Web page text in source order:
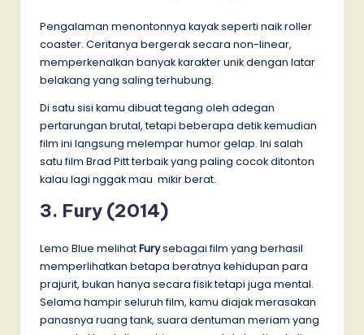
Pengalaman menontonnya kayak seperti naik roller
coaster. Ceritanya bergerak secara non-linear,
memperkenalkan banyak karakter unik dengan latar
belakang yang saling terhubung.
Di satu sisi kamu dibuat tegang oleh adegan
pertarungan brutal, tetapi beberapa detik kemudian
film ini langsung melempar humor gelap. Ini salah
satu film Brad Pitt terbaik yang paling cocok ditonton
kalau lagi nggak mau mikir berat.
3. Fury (2014)
Lemo Blue melihatFurysebagai film yang berhasil
memperlihatkan betapa beratnya kehidupan para
prajurit, bukan hanya secara fisik tetapi juga mental.
Selama hampir seluruh film, kamu diajak merasakan
panasnya ruang tank, suara dentuman meriam yang